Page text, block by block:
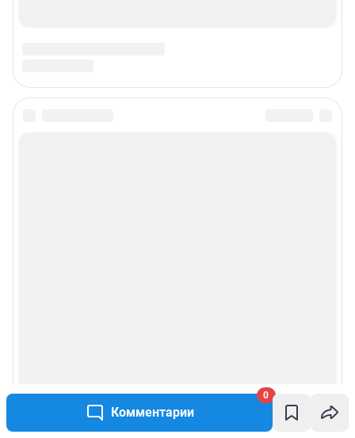
Комментарии
0